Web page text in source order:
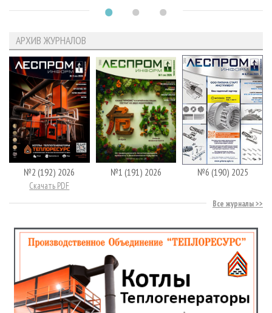
АРХИВ ЖУРНАЛОВ
№2 (192) 2026
Скачать PDF
№1 (191) 2026 №6 (190) 2025
Все журналы